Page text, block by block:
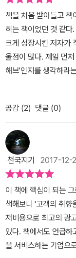
직원들이 조직 하부를
수 있습니다. '그로스
다. 일단 신제품이나
채널을 통하지 않고
close and personal)
에는 이 제품이나 서
않고 전사(全社)적으
다는 데 주안점이 있습
다. '철저한 기획을 거
이 저자들이 주장하는
무슨 남의 시스템 보안
터를 유출, 조작하는
매우 다릅니다. 제품
니어, (기존의) 홍보 책
개발해라 나는 평가만
오던 대로 기계적 홍보
릅니다. 종래 이런 식
책을 처음 받아들고 책
히는 책이었던 것 같다
크게 성장시킨 저자가
울점이 많다. 제일 먼
해브'인지를 생각하라
각해야지그렇지 않으
라도 금방 효과가 떨어
만 쉽게 잊는 부분이기
되었는지도 생각해야
느끼는 순간을 찾아야
떻게 홍보해야 사람들
다. 먼저 콘텐츠가 튼
것이다. 그리고 꼼꼼히
찾아내고 거기에 집중
여 함께 일관된 변화를
케팅팀, 기획팀 등이
목표와 그것을 이루기
공감 (2) 댓글 (0)
천국지기 2017-12-
이 책에 핵심이 되는
색해보니 '고객의 취향
저비용으로 최고의 광
있다. 책에서도 언급
을 서비스하는 기업으